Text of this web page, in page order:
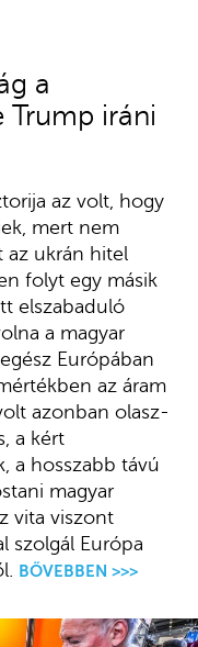
a
Trump iráni
az volt, hogy
mert nem
az ukrán hitel
folyt egy másik
elszabaduló
a magyar
Európában
az áram
azonban olasz-
a kért
a hosszabb távú
magyar
vita viszont
szolgál Európa
BŐVEBBEN >>>